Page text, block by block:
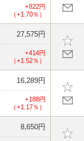
+822円
（+1.70％）
27,575円
+414円
（+1.52％）
16,289円
+188円
（+1.17％）
8,650円